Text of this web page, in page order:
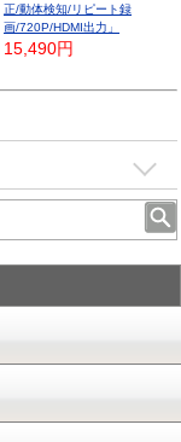
正/動体検知/リピート録
画/720P/HDMI出力」
15,490円